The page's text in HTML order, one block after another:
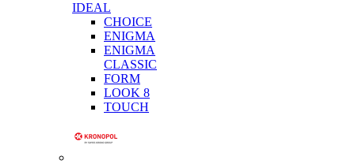
IDEAL
CHOICE
ENIGMA
ENIGMA
CLASSIC
FORM
LOOK 8
TOUCH